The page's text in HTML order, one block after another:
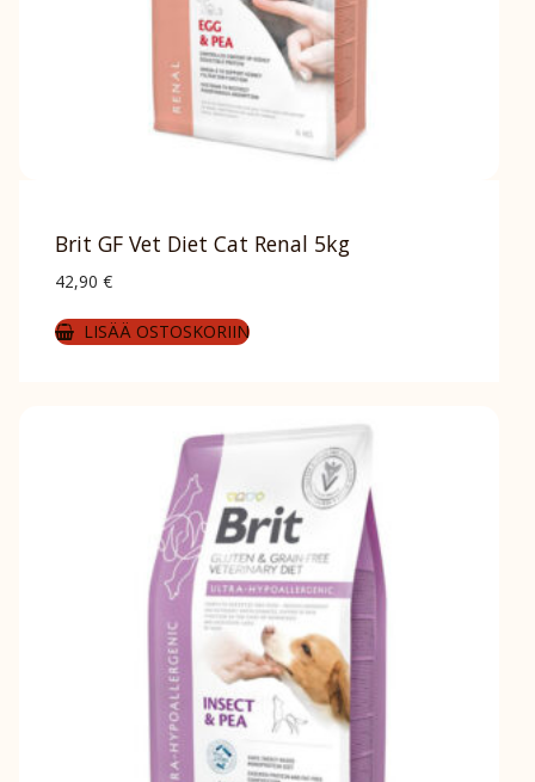
Brit GF Vet Diet Cat Renal 5kg
42,90 €
LISÄÄ OSTOSKORIIN